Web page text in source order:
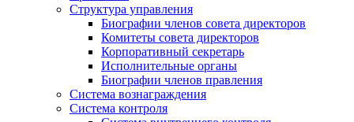
Структура управления
Биографии членов совета директоров
Комитеты совета директоров
Корпоративный секретарь
Исполнительные органы
Биографии членов правления
Система вознаграждения
Система контроля